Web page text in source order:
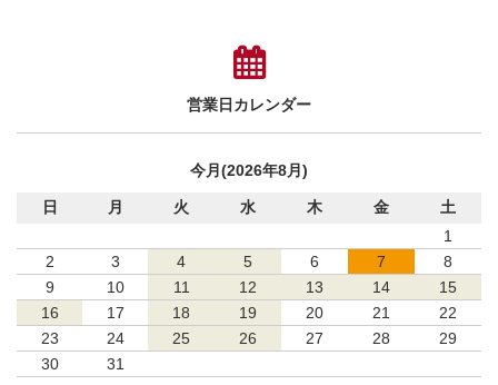
営業日カレンダー
今月(2026年8月)
日 月 火 水 木 金
土
1
2
3 4 5 6 7
8
9
10 11 12 13 14
15
16
17 18 19 20 21
22
23
24 25 26 27 28
29
30
31